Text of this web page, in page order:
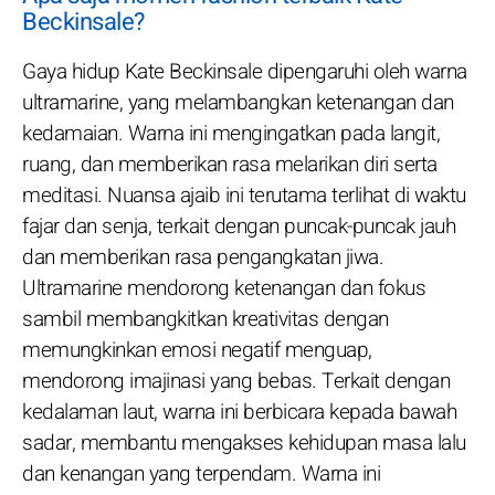
Beckinsale?
Gaya hidup Kate Beckinsale dipengaruhi oleh warna
ultramarine, yang melambangkan ketenangan dan
kedamaian. Warna ini mengingatkan pada langit,
ruang, dan memberikan rasa melarikan diri serta
meditasi. Nuansa ajaib ini terutama terlihat di waktu
fajar dan senja, terkait dengan puncak-puncak jauh
dan memberikan rasa pengangkatan jiwa.
Ultramarine mendorong ketenangan dan fokus
sambil membangkitkan kreativitas dengan
memungkinkan emosi negatif menguap,
mendorong imajinasi yang bebas. Terkait dengan
kedalaman laut, warna ini berbicara kepada bawah
sadar, membantu mengakses kehidupan masa lalu
dan kenangan yang terpendam. Warna ini